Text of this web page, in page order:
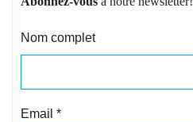
Nom complet
Email *